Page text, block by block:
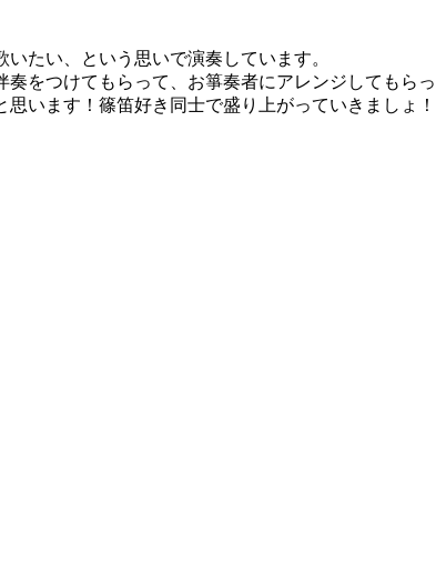
たい、という思いで演奏しています。
をつけてもらって、お箏奏者にアレンジしてもらっ
います！篠笛好き同士で盛り上がっていきましょ！